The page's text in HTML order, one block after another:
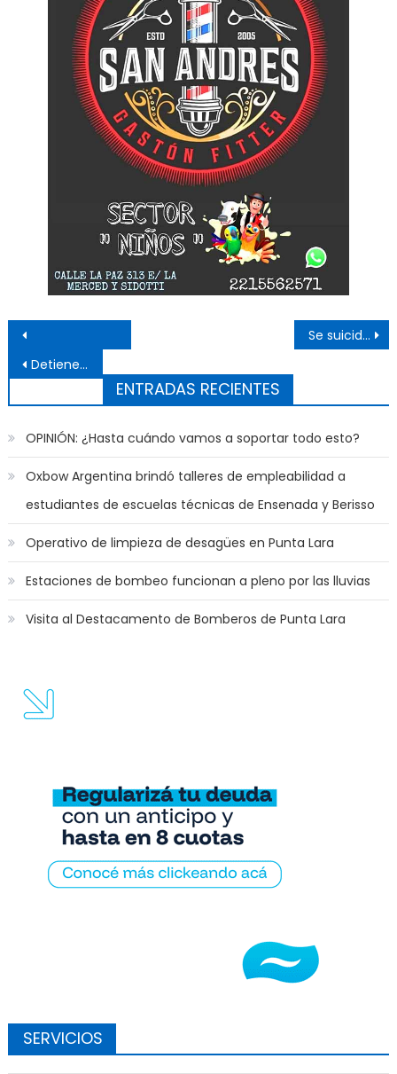
Navegación de entradas
Detienen a un sujeto por el robo de un celular en Punta Lara
Se suicidó un joven en nuestra ciudad
ENTRADAS RECIENTES
OPINIÓN: ¿Hasta cuándo vamos a soportar todo esto?
Oxbow Argentina brindó talleres de empleabilidad a
estudiantes de escuelas técnicas de Ensenada y Berisso
Operativo de limpieza de desagües en Punta Lara
Estaciones de bombeo funcionan a pleno por las lluvias
Visita al Destacamento de Bomberos de Punta Lara
SERVICIOS